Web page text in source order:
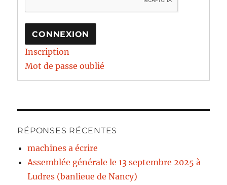
CONNEXION
Inscription
Mot de passe oublié
RÉPONSES RÉCENTES
machines a écrire
Assemblée générale le 13 septembre 2025 à
Ludres (banlieue de Nancy)